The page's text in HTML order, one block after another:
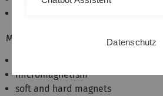
Magnetic Properties
micromagnetism
soft and hard magnets
Datenschutz